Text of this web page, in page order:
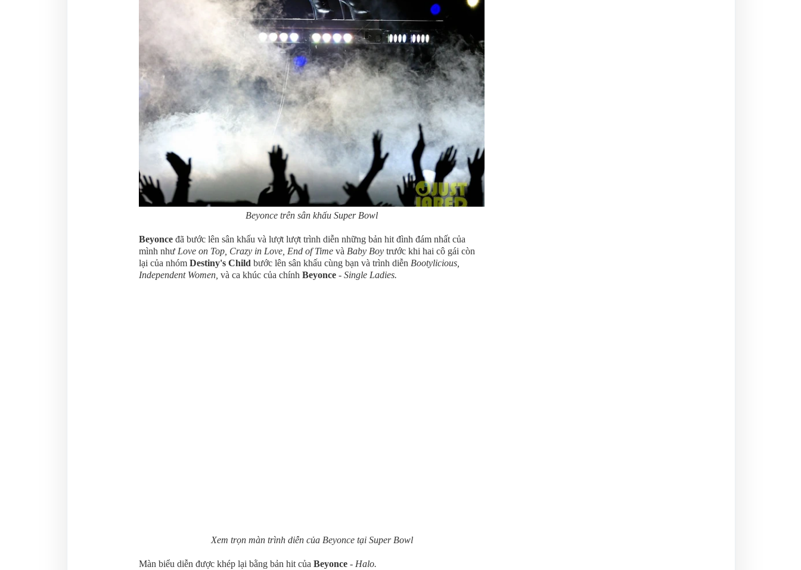
Beyonce trên sân khấu Super Bowl
Beyonce đã bước lên sân khấu và lượt lượt trình diễn những bản hit đình đám nhất của
mình như Love on Top, Crazy in Love, End of Time và Baby Boy trước khi hai cô gái còn
lại của nhóm Destiny's Child bước lên sân khấu cùng bạn và trình diễn Bootylicious,
Independent Women, và ca khúc của chính Beyonce - Single Ladies.
Xem trọn màn trình diễn của Beyonce tại Super Bowl
Màn biểu diễn được khép lại bằng bản hit của Beyonce - Halo.